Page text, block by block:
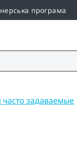
програма
задаваемые